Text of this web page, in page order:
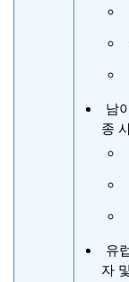
남
종
유
자